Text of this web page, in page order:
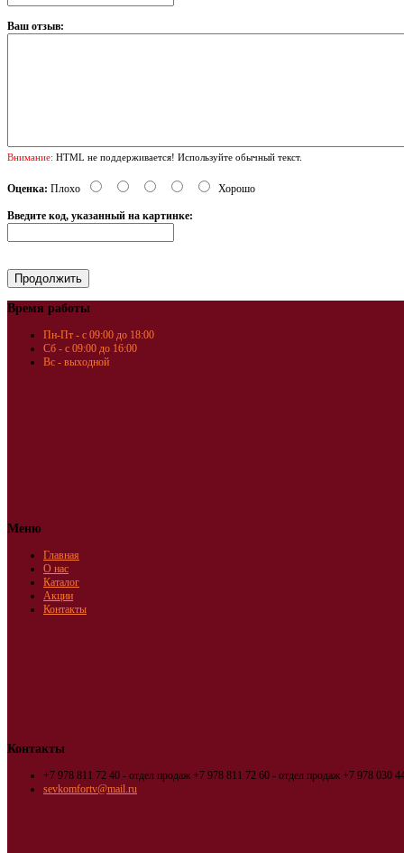
Ваш отзыв:
Внимание: HTML не поддерживается! Используйте обычный текст.
Оценка: Плохо Хорошо
Введите код, указанный на картинке:
Время работы
Пн-Пт - с 09:00 до 18:00
Сб - с 09:00 до 16:00
Вс - выходной
Меню
Главная
О нас
Каталог
Акции
Контакты
Контакты
+7 978 811 72 40 - отдел продаж +7 978 811 72 60 - отдел продаж +7 978 030
sevkomfortv@mail.ru